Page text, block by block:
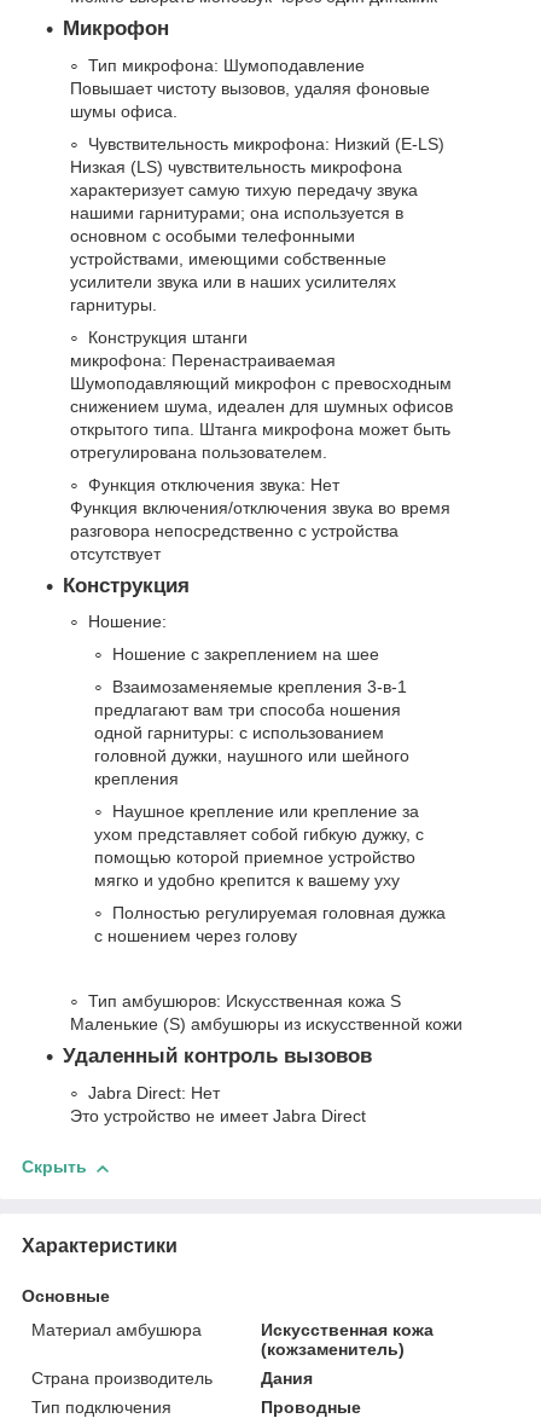
Микрофон
Тип микрофона: Шумоподавление
Повышает чистоту вызовов, удаляя фоновые
шумы офиса.
Чувствительность микрофона: Низкий (E-LS)
Низкая (LS) чувствительность микрофона
характеризует самую тихую передачу звука
нашими гарнитурами; она используется в
основном с особыми телефонными
устройствами, имеющими собственные
усилители звука или в наших усилителях
гарнитуры.
Конструкция штанги
микрофона: Перенастраиваемая
Шумоподавляющий микрофон с превосходным
снижением шума, идеален для шумных офисов
открытого типа. Штанга микрофона может быть
отрегулирована пользователем.
Функция отключения звука: Нет
Функция включения/отключения звука во время
разговора непосредственно с устройства
отсутствует
Конструкция
Ношение:
Ношение с закреплением на шее
Взаимозаменяемые крепления 3-в-1
предлагают вам три способа ношения
одной гарнитуры: с использованием
головной дужки, наушного или шейного
крепления
Наушное крепление или крепление за
ухом представляет собой гибкую дужку, с
помощью которой приемное устройство
мягко и удобно крепится к вашему уху
Полностью регулируемая головная дужка
с ношением через голову
Тип амбушюров: Искусственная кожа S
Маленькие (S) амбушюры из искусственной кожи
Удаленный контроль вызовов
Jabra Direct: Нет
Это устройство не имеет Jabra Direct
Скрыть
Характеристики
Основные
Материал амбушюра
Искусственная кожа
(кожзаменитель)
Страна производитель
Дания
Тип подключения
Проводные